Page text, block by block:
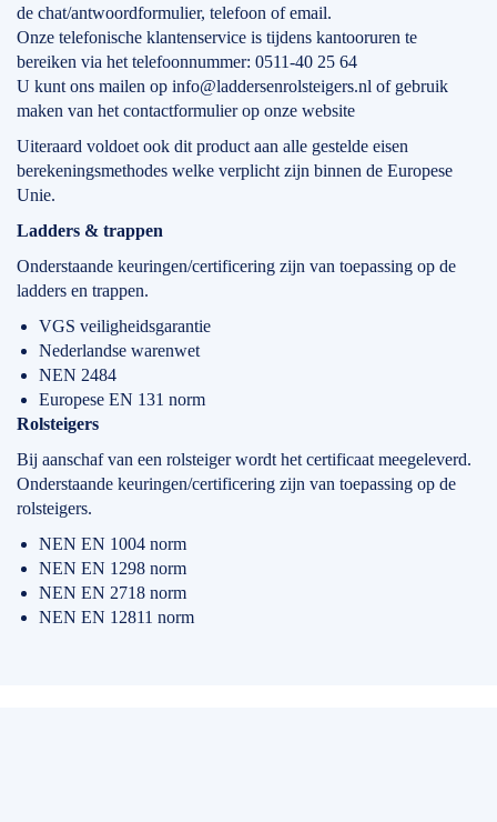
de chat/antwoordformulier, telefoon of email.
Onze telefonische klantenservice is tijdens kantooruren te
bereiken via het telefoonnummer: 0511-40 25 64
U kunt ons mailen op info@laddersenrolsteigers.nl of gebruik
maken van het contactformulier op onze website
Uiteraard voldoet ook dit product aan alle gestelde eisen
berekeningsmethodes welke verplicht zijn binnen de Europese
Unie.
Ladders & trappen
Onderstaande keuringen/certificering zijn van toepassing op de
ladders en trappen.
VGS veiligheidsgarantie
Nederlandse warenwet
NEN 2484
Europese EN 131 norm
Rolsteigers
Bij aanschaf van een rolsteiger wordt het certificaat meegeleverd.
Onderstaande keuringen/certificering zijn van toepassing op de
rolsteigers.
NEN EN 1004 norm
NEN EN 1298 norm
NEN EN 2718 norm
NEN EN 12811 norm